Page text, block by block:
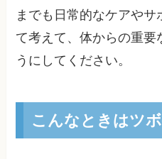
までも日常的なケアや
て考えて、体からの重要
うにしてください。
こんなときはツ